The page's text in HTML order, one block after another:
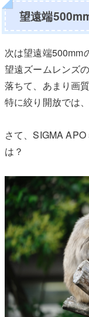
望遠端
次は望遠端500mm
望遠ズームレンズ
落ちて、あまり画
特に絞り開放では
さて、SIGMA
は？